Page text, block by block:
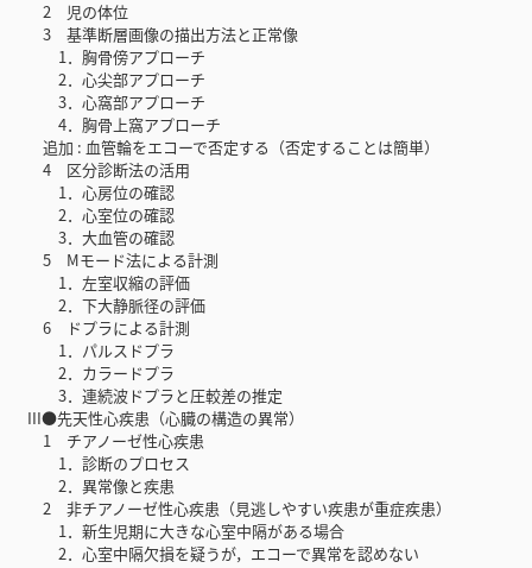
2 児の体位
3 基準断層画像の描出方法と正常像
1．胸骨傍アプローチ
2．心尖部アプローチ
3．心窩部アプローチ
4．胸骨上窩アプローチ
追加 : 血管輪をエコーで否定する（否定することは簡単）
4 区分診断法の活用
1．心房位の確認
2．心室位の確認
3．大血管の確認
5 Mモード法による計測
1．左室収縮の評価
2．下大静脈径の評価
6 ドプラによる計測
1．パルスドプラ
2．カラードプラ
3．連続波ドプラと圧較差の推定
III●先天性心疾患（心臓の構造の異常）
1 チアノーゼ性心疾患
1．診断のプロセス
2．異常像と疾患
2 非チアノーゼ性心疾患（見逃しやすい疾患が重症疾患）
1．新生児期に大きな心室中隔がある場合
2．心室中隔欠損を疑うが，エコーで異常を認めない